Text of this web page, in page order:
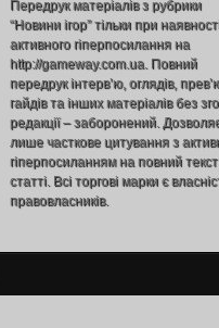
Передрук матеріалів з рубрики
“Новини ігор” тільки при
активного гіперпосилання на
http://gameway.com.ua. Повний
передрук інтерв’ю, оглядів,
гайдів та інших матеріалів без
редакції – заборонений.
лише часткове цитування з
гіперпосиланням на повний текст
статті. Всі торгові марки є
правовласників.